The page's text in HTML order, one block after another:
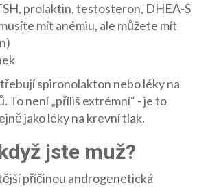
prolaktin, testosteron, DHEA-S
mít anémiu, ale můžete mít
spironolakton nebo léky na
To není „příliš extrémní“ - je to
jako léky na krevní tlak.
jste muž?
příčinou androgenetická